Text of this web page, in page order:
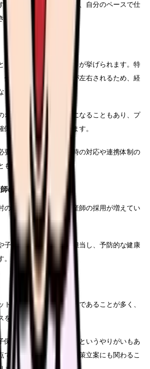
。特に自営の助産院では、自分のペースで仕
ます。
しては、収入の不安定さが挙げられます。特
分娩件数によって収入が左右されるため、経
ります。
オンコール対応が必要になることもあり、プ
保しにくいこともあります。
要な場合もあり、緊急時の対応や連携体制の
もあります。
の働き方
の母子保健部門でも助産師の採用が増えてい
子育て支援事業などを担当し、予防的な健康
。
トは、規則的な勤務時間であることが多く、
を保ちやすい点です。
保健の向上に貢献できるというやりがいもあ
での支援活動ができ、政策立案にも関わるこ